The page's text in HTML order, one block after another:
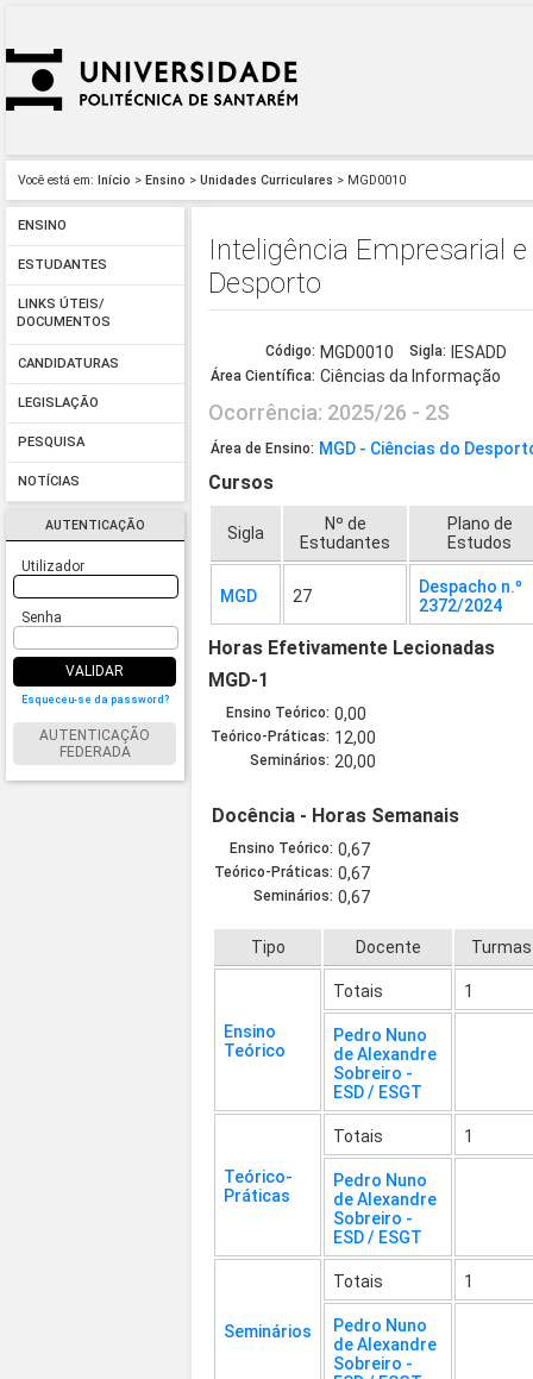
Você está em: Início > Ensino > Unidades Curriculares > MGD0010
ENSINO
ESTUDANTES
LINKS ÚTEIS/
DOCUMENTOS
CANDIDATURAS
LEGISLAÇÃO
PESQUISA
NOTÍCIAS
AUTENTICAÇÃO
Utilizador
Senha
VALIDAR
Esqueceu-se da password?
AUTENTICAÇÃO
FEDERADA
Inteligência Empresarial
Desporto
Código: MGD0010 Sigla: IESADD
Área Científica: Ciências da Informação
Ocorrência: 2025/26 - 2S
Área de Ensino: MGD - Ciências do
Cursos
Sigla
Nº de
Estudantes
Plano de
Estudos
MGD 27
Despacho n.º
2372/2024
Horas Efetivamente Lecionadas
MGD-1
Ensino Teórico: 0,00
Teórico-Práticas: 12,00
Seminários: 20,00
Docência - Horas Semanais
Ensino Teórico: 0,67
Teórico-Práticas: 0,67
Seminários: 0,67
Tipo Docente Turmas
Ensino
Teórico
Totais 1
Pedro Nuno
de Alexandre
Sobreiro -
ESD / ESGT
Teórico-
Práticas
Totais 1
Pedro Nuno
de Alexandre
Sobreiro -
ESD / ESGT
Seminários
Totais 1
Pedro Nuno
de Alexandre
Sobreiro -